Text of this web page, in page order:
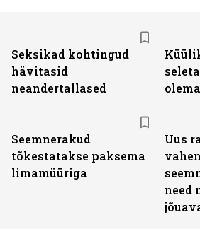
Seksikad kohtingud
hävitasid
neandertallased
Seemnerakud
tõkestatakse paksema
limamüüriga
Uus
need